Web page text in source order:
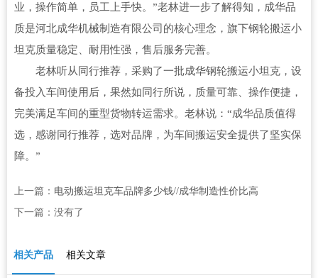
业，操作简单，员工上手快。”老林进一步了解得知，成华品
质是河北成华机械制造有限公司的核心理念，旗下钢轮搬运小
坦克质量稳定、耐用性强，售后服务完善。
老林听从同行推荐，采购了一批成华钢轮搬运小坦克，设
备投入车间使用后，果然如同行所说，质量可靠、操作便捷，
完美满足车间的重型货物转运需求。老林说：“成华品质值得
选，感谢同行推荐，选对品牌，为车间搬运安全提供了坚实保
障。”
上一篇： 电动搬运坦克车品牌多少钱//成华制造性价比高
下一篇：没有了
相关产品 相关文章